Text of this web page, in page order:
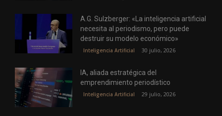
A.G. Sulzberger: «La inteligencia artificial
necesita al periodismo, pero puede
destruir su modelo económico»
Inteligencia Artificial 30 julio, 2026
IA, aliada estratégica del
emprendimiento periodístico
Inteligencia Artificial 29 julio, 2026